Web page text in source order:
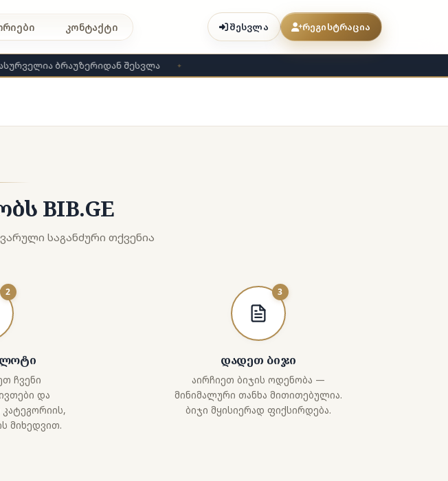
კონტაქტი შესვლა რეგისტრაცია
ბრაუზერიდან შესვლა ✦
BIB.GE
საგანძური თქვენია
2
ლოტი
ჩვენი
და
მიხედვით.
3
დადეთ ბიჯი
აირჩიეთ ბიჯის ოდენობა —
მინიმალური თანხა მითითებულია.
ბიჯი მყისიერად ფიქსირდება.